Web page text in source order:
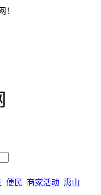
！
便民 商家活动 惠山